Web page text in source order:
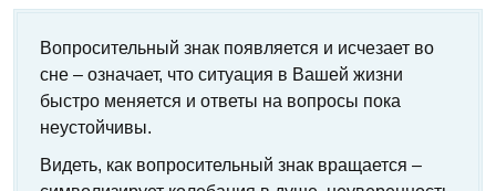
Вопросительный знак появляется и исчезает во
сне – означает, что ситуация в Вашей жизни
быстро меняется и ответы на вопросы пока
неустойчивы.
Видеть, как вопросительный знак вращается –